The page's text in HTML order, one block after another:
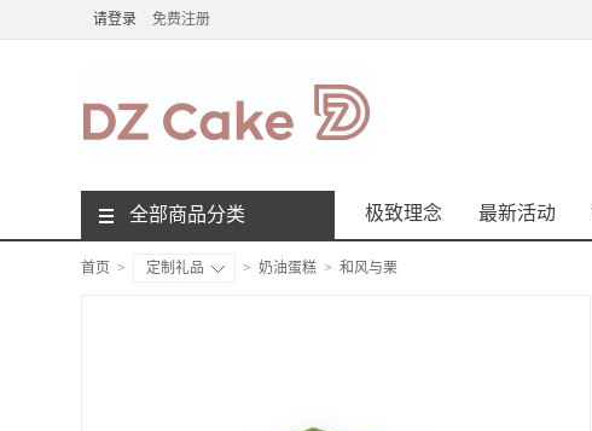
请登录 免费注册
全部商品分类 极致理念 最新活动
首页 > 定制礼品 > 奶油蛋糕 > 和风与栗